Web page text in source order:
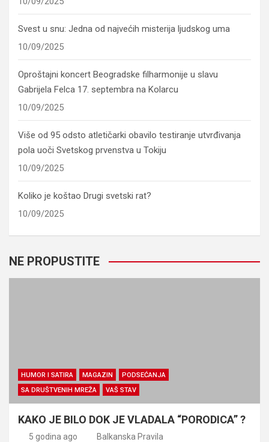
Svest u snu: Jedna od najvećih misterija ljudskog uma
10/09/2025
Oproštajni koncert Beogradske filharmonije u slavu
Gabrijela Felca 17. septembra na Kolarcu
10/09/2025
Više od 95 odsto atletičarki obavilo testiranje utvrđivanja
pola uoči Svetskog prvenstva u Tokiju
10/09/2025
Koliko je koštao Drugi svetski rat?
10/09/2025
NE PROPUSTITE
HUMOR I SATIRA MAGAZIN
PODSEĆANJA
SA DRUŠTVENIH MREŽA
VAŠ STAV
KAKO JE BILO DOK JE VLADALA “PORODICA” ?
5 godina ago Balkanska Pravila